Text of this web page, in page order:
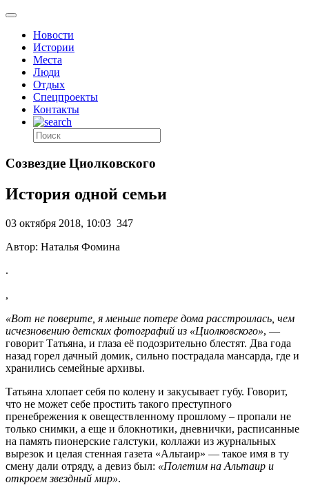
Новости
Истории
Места
Люди
Отдых
Спецпроекты
Контакты
Созвездие Циолковского
История одной семьи
03 октября 2018, 10:03 347
Автор: Наталья Фомина
.
,
«Вот не поверите, я меньше потере дома расстроилась, чем
исчезновению детских фотографий из «Циолковского», —
говорит Татьяна, и глаза её подозрительно блестят. Два года
назад горел дачный домик, сильно пострадала мансарда, где и
хранились семейные архивы.
Татьяна хлопает себя по колену и закусывает губу. Говорит,
что не может себе простить такого преступного
пренебрежения к овеществленному прошлому – пропали не
только снимки, а еще и блокнотики, дневнички, расписанные
на память пионерские галстуки, коллажи из журнальных
вырезок и целая стенная газета «Альтаир» — такое имя в ту
смену дали отряду, а девиз был: «Полетим на Альтаир и
откроем звездный мир».